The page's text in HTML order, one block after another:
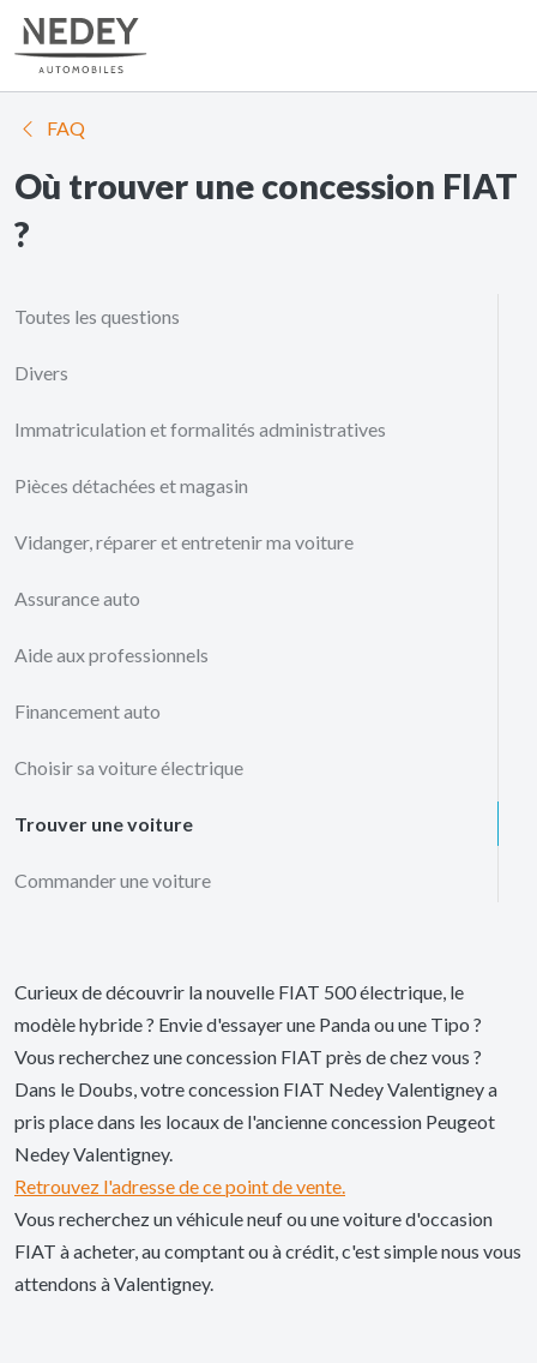
FAQ
Où trouver une concession FIAT
?
Toutes les questions
Divers
Immatriculation et formalités administratives
Pièces détachées et magasin
Vidanger, réparer et entretenir ma voiture
Assurance auto
Aide aux professionnels
Financement auto
Choisir sa voiture électrique
Trouver une voiture
Commander une voiture
Curieux de découvrir la nouvelle FIAT 500 électrique, le
modèle hybride ? Envie d'essayer une Panda ou une Tipo ?
Vous recherchez une concession FIAT près de chez vous ?
Dans le Doubs, votre concession FIAT Nedey Valentigney a
pris place dans les locaux de l'ancienne concession Peugeot
Nedey Valentigney.
Retrouvez l'adresse de ce point de vente.
Vous recherchez un véhicule neuf ou une voiture d'occasion
FIAT à acheter, au comptant ou à crédit, c'est simple nous vous
attendons à Valentigney.